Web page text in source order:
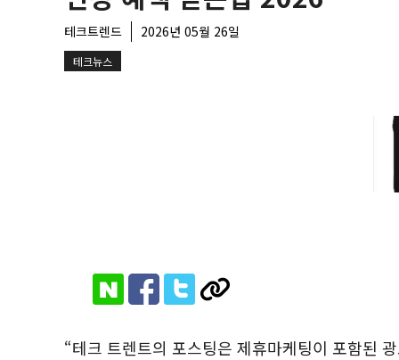
테크트렌드 2026년 05월 26일
테크뉴스
“테크 트렌트의 포스팅은 제휴마케팅이 포함된